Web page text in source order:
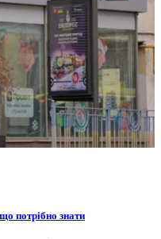
потрібно знати